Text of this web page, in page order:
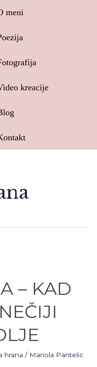
meni
kreacije
– KAD
hrana / Mariola Pantelic